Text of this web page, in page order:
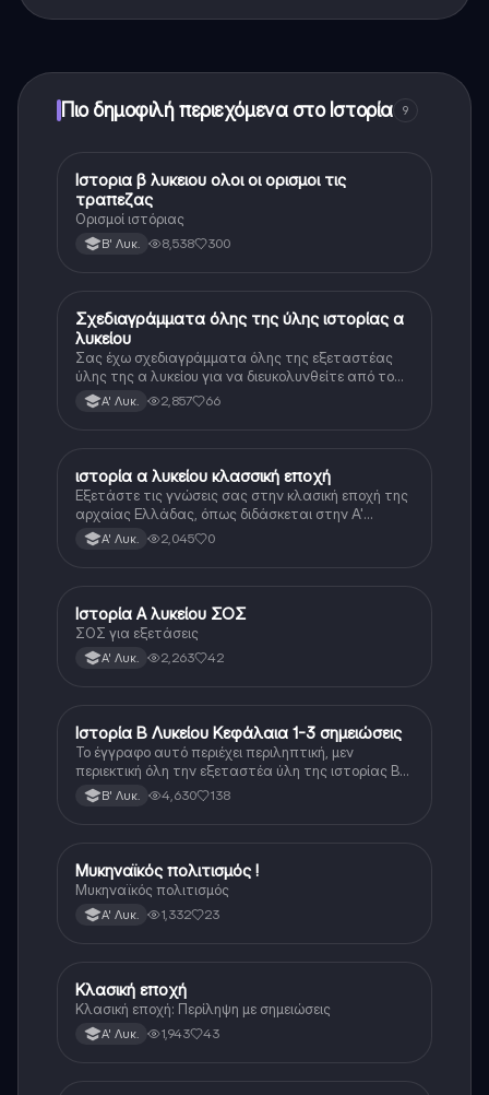
Πιο δημοφιλή περιεχόμενα στο Ιστορία 9
Ιστορία
Ιστορια β λυκειου ολοι οι ορισμοι τις
τραπεζας
Ορισμοί ιστόριας
Β' Λυκ. 8,538 300
Ιστορία
Σχεδιαγράμματα όλης της ύλης ιστορίας α
λυκείου
Σας έχω σχεδιαγράμματα όλης της εξεταστέας
ύλης της α λυκείου για να διευκολυνθείτε από το
τεράστιο βάρος του βιβλίου
Α' Λυκ. 2,857 66
Ιστορία
ιστορία α λυκείου κλασσική εποχή
Εξετάστε τις γνώσεις σας στην κλασική εποχή της
αρχαίας Ελλάδας, όπως διδάσκεται στην Α'
Λυκείου.Α' Λυκ. 2,045 0
Ιστορία
Ιστορία Α λυκείου ΣΟΣ
ΣΟΣ για εξετάσεις
Α' Λυκ. 2,263 42
Ιστορία
Ιστορία Β Λυκείου Κεφάλαια 1-3 σημειώσεις
Το έγγραφο αυτό περιέχει περιληπτική, μεν
περιεκτική όλη την εξεταστέα ύλη της ιστορίας Β
λυκείου για τα πρώτα 3 Κεφάλαια, δηλαδή την
μισή ύλη. Το έγγραφο έχει γραφτεί με προσοχή και
Β' Λυκ. 4,630 138
Ιστορία
Μυκηναϊκός πολιτισμός !
Μυκηναϊκός πολιτισμός
Α' Λυκ. 1,332 23
Ιστορία
Κλασική εποχή
Κλασική εποχή: Περίληψη με σημειώσεις
Α' Λυκ. 1,943 43